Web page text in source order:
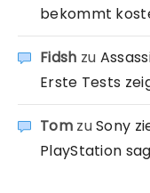
bekommt
Fidsh zu
Erste Tests
TomzuSony
PlayStation